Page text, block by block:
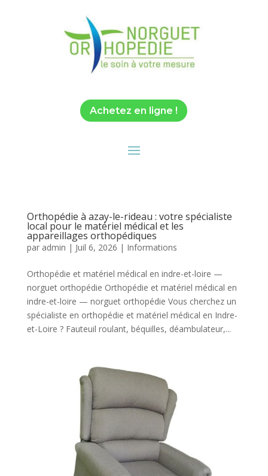
Achetez en ligne !
Orthopédie à azay-le-rideau : votre spécialiste
local pour le matériel médical et les
appareillages orthopédiques
par admin | Juil 6, 2026 | Informations
Orthopédie et matériel médical en indre-et-loire —
norguet orthopédie Orthopédie et matériel médical en
indre-et-loire — norguet orthopédie Vous cherchez un
spécialiste en orthopédie et matériel médical en Indre-
et-Loire ? Fauteuil roulant, béquilles, déambulateur,...